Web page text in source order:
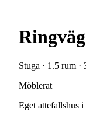
Stuga · 1.5 rum ·
Möblerat
Eget attefallshus i